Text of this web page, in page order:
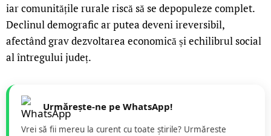
iar comunitățile rurale riscă să se depopuleze complet.
Declinul demografic ar putea deveni ireversibil,
afectând grav dezvoltarea economică și echilibrul social
al întregului județ.
Urmărește-ne pe WhatsApp!
Vrei să fii mereu la curent cu toate știrile? Urmăreste